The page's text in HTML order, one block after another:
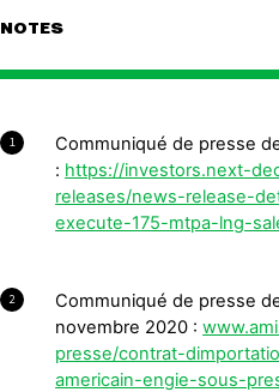
NOTES
1
Communiqué de presse
: https://investors.next-
releases/news-release-
execute-175-mtpa-lng-
2
Communiqué de presse
novembre 2020 :
presse/contrat-
americain-engie-sous-